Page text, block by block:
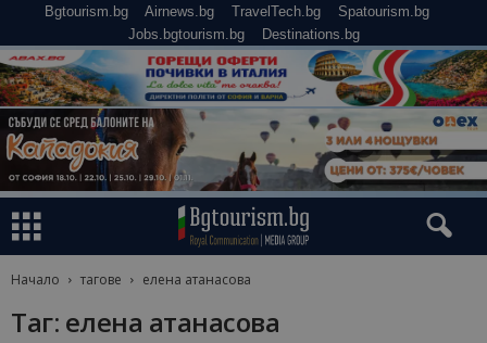
Bgtourism.bg Airnews.bg TravelTech.bg
Spatourism.bg
Jobs.bgtourism.bg
Destinations.bg
Начало тагове елена атанасова
Таг: елена атанасова